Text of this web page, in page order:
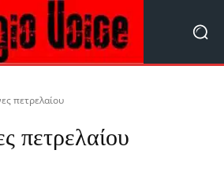
πετρελαίου
πετρελαίου